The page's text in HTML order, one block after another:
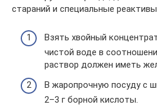
стараний и специальные
Взять хвойный
чистой воде в
раствор должен иметь
В жаропрочную посуду с
2–3 г борной кислоты.